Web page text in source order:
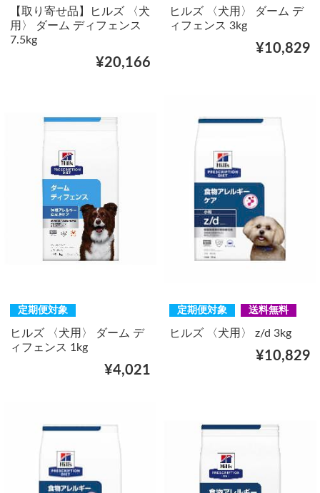
【取り寄せ品】ヒルズ 〈犬
用〉 ダーム ディフェンス
7.5kg
¥20,166
ヒルズ 〈犬用〉 ダーム デ
ィフェンス 3kg
¥10,829
定期便対象
ヒルズ 〈犬用〉 ダーム デ
ィフェンス 1kg
¥4,021
定期便対象 送料無料
ヒルズ 〈犬用〉 z/d 3kg
¥10,829